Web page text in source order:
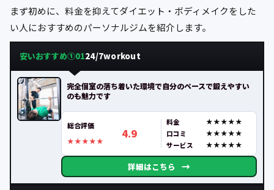
まず初めに、料金を抑えてダイエット・ボディメイクをした
い人におすすめのパーソナルジムを紹介します。
安いおすすめ①0124/7workout
完全個室の落ち着いた環境で自分のペースで鍛えやすい
のも魅力です
総合評価
4.9
料金
口コミ
サービス
詳細はこちら →